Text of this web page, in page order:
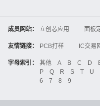
成员网站： 立创芯应用 面板
3D打印
嘉立创
Global Website LCSC
友情链接： PCB打样 IC交易
中国IC网
智能电
晶振
电子技术应
工业品采购
IC电
字母索引： 其他 A B C D
P
Q R S T U
6
7 8 9